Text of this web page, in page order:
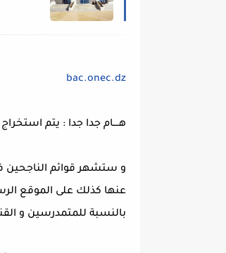
bac.onec.dz
هــــام جدا جدا : يتم استخراج كشف النقاط
و ستشهر قوائم
بالنسبة للمتمدرسين و